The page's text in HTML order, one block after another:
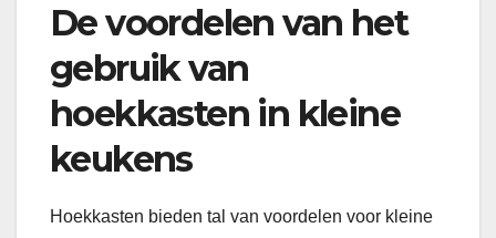
De voordelen van het
gebruik van
hoekkasten in kleine
keukens
Hoekkasten bieden tal van voordelen voor kleine